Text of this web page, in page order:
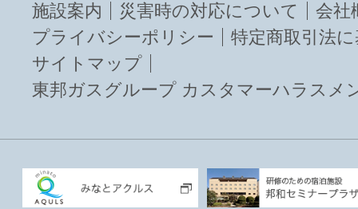
施設案内 災害時の対応について
会社
プライバシーポリシー
特定商取引法
サイトマップ
東邦ガスグループ カスタマーハラスメ